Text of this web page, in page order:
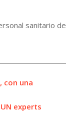
sanitario de
con una
experts